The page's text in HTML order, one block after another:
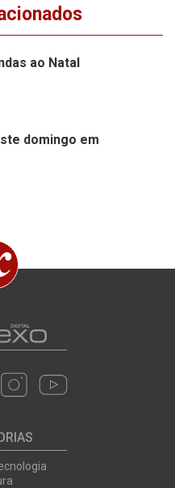
ao Natal
domingo em